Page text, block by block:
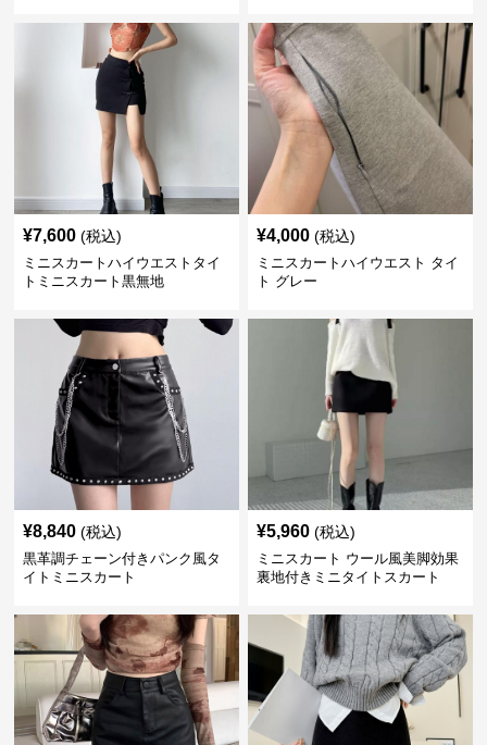
¥7,600 (税込)
ミニスカートハイウエストタイ
トミニスカート黒無地
¥4,000 (税込)
ミニスカートハイウエスト タイ
ト グレー
¥8,840 (税込)
黒革調チェーン付きパンク風タ
イトミニスカート
¥5,960 (税込)
ミニスカート ウール風美脚効果
裏地付きミニタイトスカート